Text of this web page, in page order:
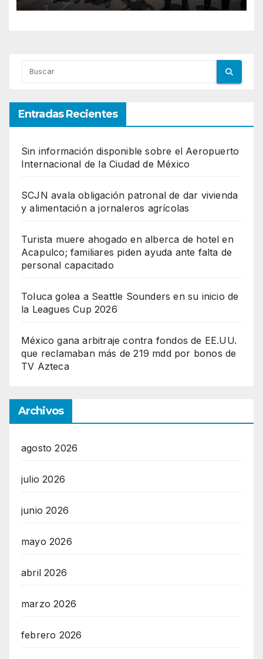
Entradas Recientes
Sin información disponible sobre el Aeropuerto
Internacional de la Ciudad de México
SCJN avala obligación patronal de dar vivienda
y alimentación a jornaleros agrícolas
Turista muere ahogado en alberca de hotel en
Acapulco; familiares piden ayuda ante falta de
personal capacitado
Toluca golea a Seattle Sounders en su inicio de
la Leagues Cup 2026
México gana arbitraje contra fondos de EE.UU.
que reclamaban más de 219 mdd por bonos de
TV Azteca
Archivos
agosto 2026
julio 2026
junio 2026
mayo 2026
abril 2026
marzo 2026
febrero 2026